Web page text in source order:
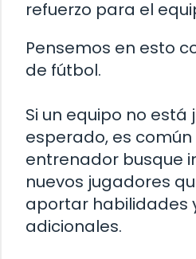
refuerzo para el
Pensemos en esto
de fútbol.
Si un equipo no está
esperado, es común
entrenador busque
nuevos jugadores
aportar habilidades
adicionales.